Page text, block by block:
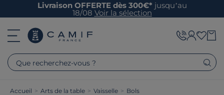
Livraison OFFERTE dès 300€* jusqu’au
18/08 Voir la sélection
Que recherchez-vous ?
Accueil > Arts de la table > Vaisselle > Bols